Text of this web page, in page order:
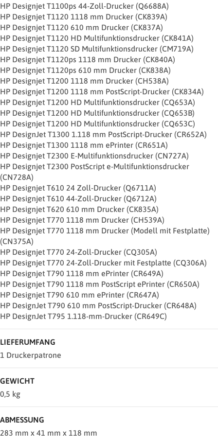
HP Designjet T1100ps 44-Zoll-Drucker (Q6688A)
HP Designjet T1120 1118 mm Drucker (CK839A)
HP Designjet T1120 610 mm Drucker (CK837A)
HP Designjet T1120 HD Multifunktionsdrucker (CK841A)
HP Designjet T1120 SD Multifunktionsdrucker (CM719A)
HP Designjet T1120ps 1118 mm Drucker (CK840A)
HP Designjet T1120ps 610 mm Drucker (CK838A)
HP Designjet T1200 1118 mm Drucker (CH538A)
HP Designjet T1200 1118 mm PostScript-Drucker (CK834A)
HP Designjet T1200 HD Multifunktionsdrucker (CQ653A)
HP Designjet T1200 HD Multifunktionsdrucker (CQ653B)
HP Designjet T1200 HD Multifunktionsdrucker (CQ653C)
HP DesignJet T1300 1.118 mm PostScript-Drucker (CR652A)
HP Designjet T1300 1118 mm ePrinter (CR651A)
HP Designjet T2300 E-Multifunktionsdrucker (CN727A)
HP Designjet T2300 PostScript e-Multifunktionsdrucker
(CN728A)
HP Designjet T610 24 Zoll-Drucker (Q6711A)
HP Designjet T610 44-Zoll-Drucker (Q6712A)
HP Designjet T620 610 mm Drucker (CK835A)
HP Designjet T770 1118 mm Drucker (CH539A)
HP Designjet T770 1118 mm Drucker (Modell mit Festplatte)
(CN375A)
HP Designjet T770 24-Zoll-Drucker (CQ305A)
HP Designjet T770 24-Zoll-Drucker mit Festplatte (CQ306A)
HP Designjet T790 1118 mm ePrinter (CR649A)
HP Designjet T790 1118 mm PostScript ePrinter (CR650A)
HP Designjet T790 610 mm ePrinter (CR647A)
HP DesignJet T790 610 mm PostScript-Drucker (CR648A)
HP DesignJet T795 1.118-mm-Drucker (CR649C)
LIEFERUMFANG
1 Druckerpatrone
GEWICHT
0,5 kg
ABMESSUNG
283 mm x 41 mm x 118 mm